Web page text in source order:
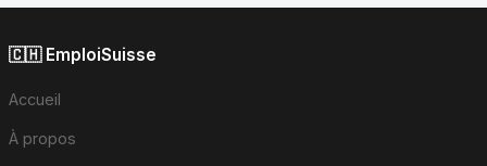
🇨🇭 EmploiSuisse
Accueil
À propos